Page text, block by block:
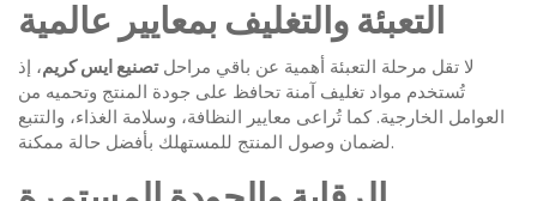
التعبئة والتغليف بمعايير عالمية
لا تقل مرحلة التعبئة أهمية عن باقي مراحلتصنيع ايس كريم، إذ
تُستخدم مواد تغليف آمنة تحافظ على جودة المنتج وتحميه من
العوامل الخارجية. كما تُراعى معايير النظافة، وسلامة الغذاء، والتتبع
لضمان وصول المنتج للمستهلك بأفضل حالة ممكنة.